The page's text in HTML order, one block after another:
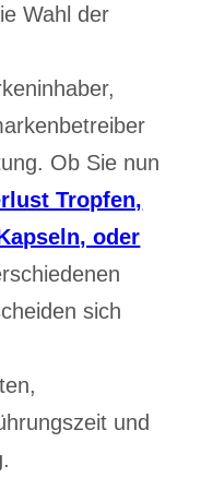
Wahl der
Ob Sie nun
Tropfen,
oder
sich
und